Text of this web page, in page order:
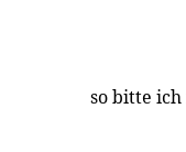
so bitte